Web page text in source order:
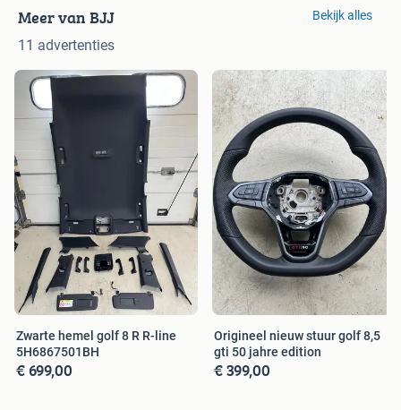
Meer van BJJ
11 advertenties
Bekijk alles
Zwarte hemel golf 8 R R-line
5H6867501BH
€ 699,00
Origineel nieuw stuur golf 8,5
gti 50 jahre edition
€ 399,00